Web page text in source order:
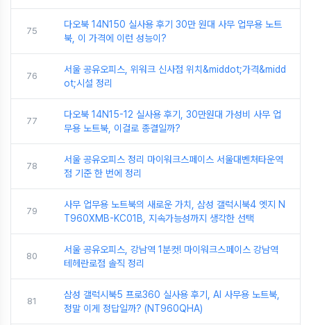
75
다오북 14N150 실사용 후기 30만 원대 사무 업무용 노트
북, 이 가격에 이런 성능이?
76
서울 공유오피스, 위워크 신사점 위치&middot;가격&midd
ot;시설 정리
77
다오북 14N15-12 실사용 후기, 30만원대 가성비 사무 업
무용 노트북, 이걸로 종결일까?
78
서울 공유오피스 정리 마이워크스페이스 서울대벤처타운역
점 기준 한 번에 정리
79
사무 업무용 노트북의 새로운 가치, 삼성 갤럭시북4 엣지 N
T960XMB-KC01B, 지속가능성까지 생각한 선택
80
서울 공유오피스, 강남역 1분컷! 마이워크스페이스 강남역
테헤란로점 솔직 정리
81
삼성 갤럭시북5 프로360 실사용 후기, AI 사무용 노트북,
정말 이게 정답일까? (NT960QHA)